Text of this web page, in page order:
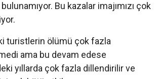
Bu kazalar imajımızı çok
turistlerin ölümü çok fazla
ama bu devam edese
yıllarda çok fazla dillendirilir ve